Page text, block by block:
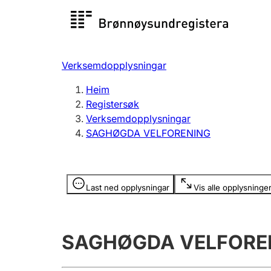
Registersøk
Registrere, endre, slette
Verksemdopplysningar
Heim
Registersøk
Verksemdopplysningar
SAGHØGDA VELFORENING
Last ned opplysningar Vis alle opplysninger
Opplysninger er skjult
SAGHØGDA